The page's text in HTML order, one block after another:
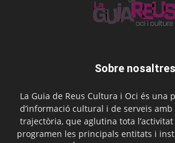
Sobre nosaltres
La Guia de Reus Cultura i Oci és una
d’informació cultural i de serveis amb
trajectòria, que aglutina tota
programen les principals entitats i